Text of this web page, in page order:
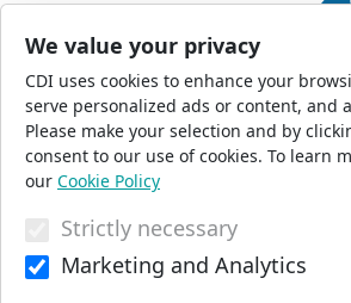
Privacy Policy
Accessibility
Commercial Opportunities
Press Office
Sitemap
© 2026 CDI.
We value your privacy
CDI uses cookies to enhance your
serve personalized ads or content, and
Please make your selection and by
consent to our use of cookies. To learn
our Cookie Policy
Strictly necessary
Marketing and Analytics